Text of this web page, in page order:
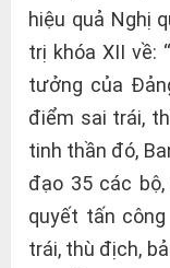
hiệu quả Nghị
trị khóa XII về:
tưởng của
điểm sai trái,
tinh thần đó,
đạo 35 các
quyết tấn
trái, thù địch,